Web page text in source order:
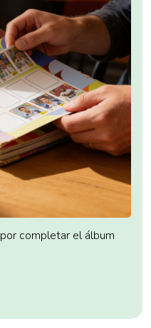
completar el álbum